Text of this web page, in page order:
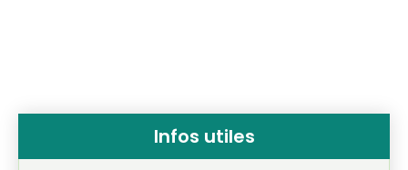
Infos utiles